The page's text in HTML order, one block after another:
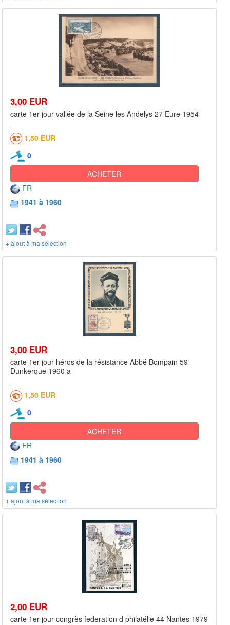
3,00 EUR
carte 1er jour vallée de la Seine les Andelys 27 Eure 1954
1,50 EUR
0
ACHETER
FR
1941 à 1960
+ ajout à ma sélection
3,00 EUR
carte 1er jour héros de la résistance Abbé Bompain 59
Dunkerque 1960 a
1,50 EUR
0
ACHETER
FR
1941 à 1960
+ ajout à ma sélection
2,00 EUR
carte 1er jour congrès federation d philatélie 44 Nantes 1979